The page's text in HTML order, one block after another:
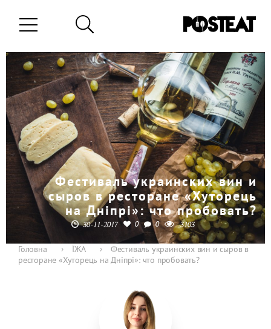
Фестиваль украинских вин и
сыров в ресторане «Хуторець
на Дніпрі»: что пробовать?
30-11-2017 0 0 3103
Головна › ЇЖА ›
Фестиваль украинских вин и сыров в
ресторане «Хуторець на Дніпрі»: что пробовать?